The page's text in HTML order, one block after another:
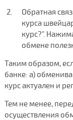
Обратная
курса
курс?".
обмене
Таким образом,
банке: а)
курс актуален и
Тем не менее,
осуществления